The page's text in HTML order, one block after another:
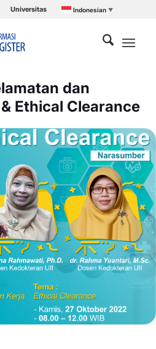
Universitas Indonesian ▼
dan
Ethical Clearance